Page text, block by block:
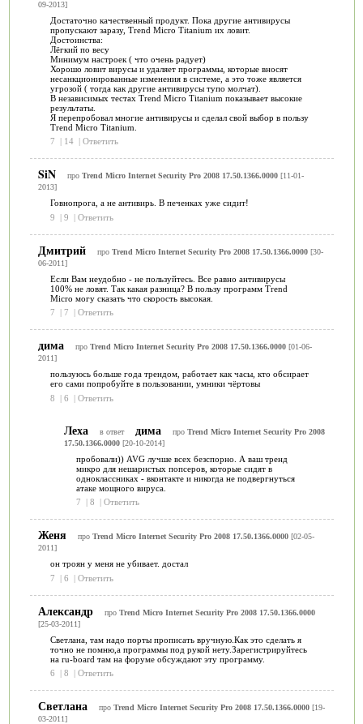
09-2013]
Достаточно качественный продукт. Пока другие антивирусы
пропускают заразу, Trend Micro Titanium их ловит.
Достоинства:
Лёгкий по весу
Минимум настроек ( что очень радует)
Хорошо ловит вирусы и удаляет программы, которые вносят
несанкционированные изменения в системе, а это тоже является
угрозой ( тогда как другие антивирусы тупо молчат).
В независимых тестах Trend Micro Titanium показывает высокие
результаты.
Я перепробовал многие антивирусы и сделал свой выбор в пользу
Trend Micro Titanium.
7
| 14 | Ответить
SiN про Trend Micro Internet Security Pro 2008 17.50.1366.0000[11-01-
2013]
Говнопрога, а не антивирь. В печенках уже сидит!
9
| 9 | Ответить
Дмитрий про Trend Micro Internet Security Pro 2008 17.50.1366.0000[30-
06-2011]
Если Вам неудобно - не пользуйтесь. Все равно антивирусы
100% не ловят. Так какая разница? В пользу программ Trend
Micro могу сказать что скорость высокая.
7
| 7 | Ответить
дима про Trend Micro Internet Security Pro 2008 17.50.1366.0000[01-06-
2011]
пользуюсь больше года трендом, работает как часы, кто обсирает
его сами попробуйте в пользовании, умники чёртовы
8
| 6 | Ответить
Леха в ответ дима про Trend Micro Internet Security Pro 2008
17.50.1366.0000[20-10-2014]
пробовали)) AVG лучше всех безспорно. А ваш тренд
микро для нешаристых попсеров, которые сидят в
одноклассниках - вконтакте и никогда не подвергнуться
атаке мощного вируса.
7
| 8 | Ответить
Женя про Trend Micro Internet Security Pro 2008 17.50.1366.0000[02-05-
2011]
он троян у меня не убивает. достал
7
| 6 | Ответить
Александр про Trend Micro Internet Security Pro 2008 17.50.1366.0000
[25-03-2011]
Светлана, там надо порты прописать вручную.Как это сделать я
точно не помню,а программы под рукой нету.Зарегистрируйтесь
на ru-board там на форуме обсуждают эту программу.
6
| 8 | Ответить
Светлана про Trend Micro Internet Security Pro 2008 17.50.1366.0000[19-
03-2011]